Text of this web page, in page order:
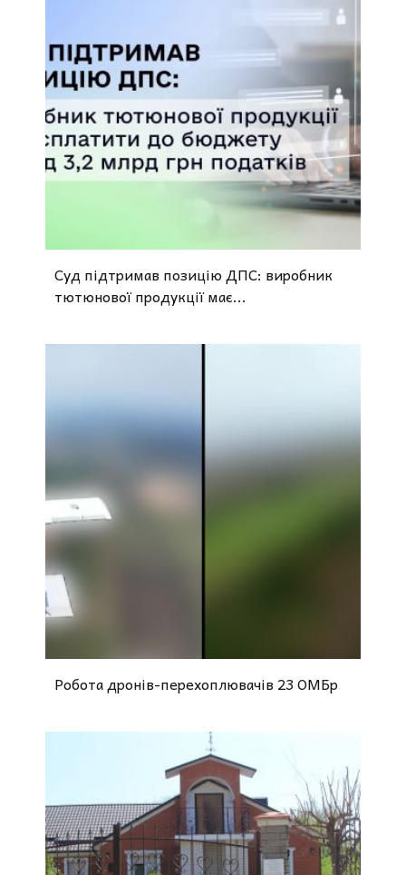
Суд підтримав позицію ДПС: виробник
тютюнової продукції має...
Робота дронів-перехоплювачів 23 ОМБр